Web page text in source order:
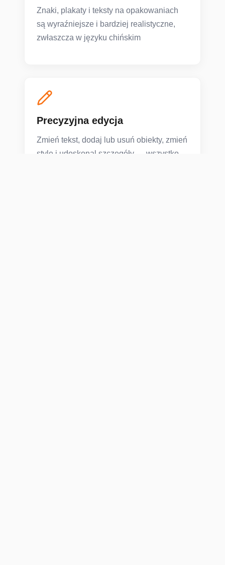
Znaki, plakaty i teksty na opakowaniach
są wyraźniejsze i bardziej realistyczne,
zwłaszcza w języku chińskim
Precyzyjna edycja
Zmień tekst, dodaj lub usuń obiekty, zmień
style i udoskonal szczegóły — wszystko